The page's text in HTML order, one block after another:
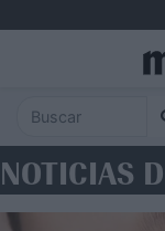
NOTICIAS